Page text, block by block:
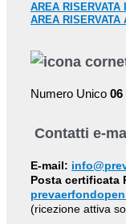
AREA
AREA
Numero Unico 06
Contatti e-
E-mail:
Posta certificata
(ricezione attiva